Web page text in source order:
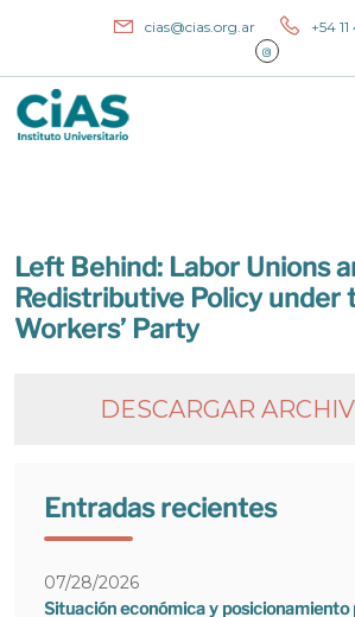
cias@cias.org.ar +54
Left Behind: Labor Unions
Redistributive Policy under
Workers’ Party
DESCARGAR
Entradas recientes
07/28/2026
Situación económica y posicionamiento